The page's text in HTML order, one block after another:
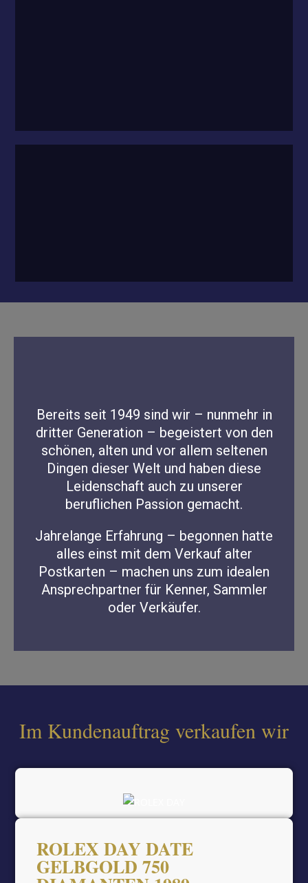
Bereits seit 1949 sind wir – nunmehr in
dritter Generation – begeistert von den
schönen, alten und vor allem seltenen
Dingen dieser Welt und haben diese
Leidenschaft auch zu unserer
beruflichen Passion gemacht.
Jahrelange Erfahrung – begonnen hatte
alles einst mit dem Verkauf alter
Postkarten – machen uns zum idealen
Ansprechpartner für Kenner, Sammler
oder Verkäufer.
Im Kundenauftrag verkaufen wir
ROLEX DAY DATE
GELBGOLD 750